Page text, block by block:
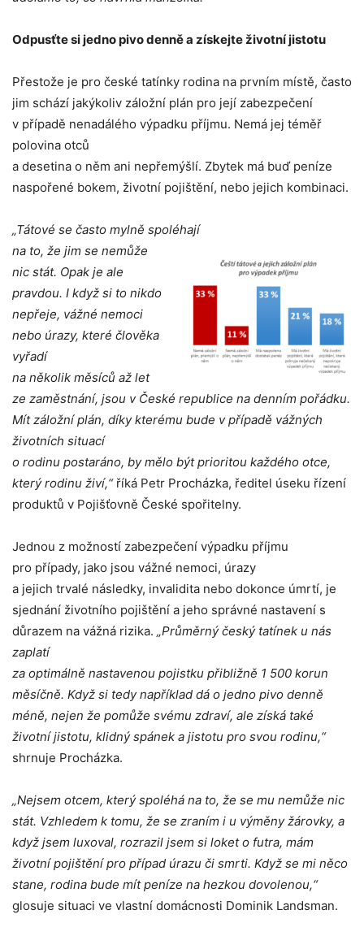
Odpusťte si jedno pivo denně a získejte životní jistotu
Přestože je pro české tatínky rodina na prvním místě, často
jim schází jakýkoliv záložní plán pro její zabezpečení
v případě nenadálého výpadku příjmu. Nemá jej téměř
polovina otců
a desetina o něm ani nepřemýšlí. Zbytek má buď peníze
naspořené bokem, životní pojištění, nebo jejich kombinaci.
„Tátové se často mylně spoléhají
na to, že jim se nemůže
nic stát. Opak je ale
pravdou. I když si to nikdo
nepřeje, vážné nemoci
nebo úrazy, které člověka
vyřadí
na několik měsíců až let
ze zaměstnání, jsou v České republice na denním pořádku.
Mít záložní plán, díky kterému bude v případě vážných
životních situací
o rodinu postaráno, by mělo být prioritou každého otce,
který rodinu živí,“říká Petr Procházka, ředitel úseku řízení
produktů v Pojišťovně České spořitelny.
Jednou z možností zabezpečení výpadku příjmu
pro případy, jako jsou vážné nemoci, úrazy
a jejich trvalé následky, invalidita nebo dokonce úmrtí, je
sjednání životního pojištění a jeho správné nastavení s
důrazem na vážná rizika. „Průměrný český tatínek u nás
zaplatí
za optimálně nastavenou pojistku přibližně 1 500 korun
měsíčně. Když si tedy například dá o jedno pivo denně
méně, nejen že pomůže svému zdraví, ale získá také
životní jistotu, klidný spánek a jistotu pro svou rodinu,“
shrnuje Procházka.
„Nejsem otcem, který spoléhá na to, že se mu nemůže nic
stát. Vzhledem k tomu, že se zraním i u výměny žárovky, a
když jsem luxoval, rozrazil jsem si loket o futra, mám
životní pojištění pro případ úrazu či smrti. Když se mi něco
stane, rodina bude mít peníze na hezkou dovolenou,“
glosuje situaci ve vlastní domácnosti Dominik Landsman.